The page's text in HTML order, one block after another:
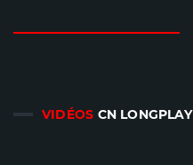
VIDÉOS CN LONGPLAY